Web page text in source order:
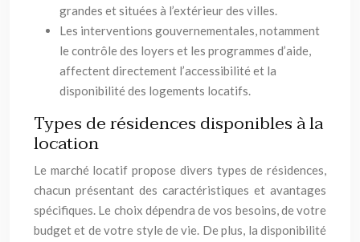
grandes et situées à l’extérieur des villes.
Les interventions gouvernementales, notamment
le contrôle des loyers et les programmes d’aide,
affectent directement l’accessibilité et la
disponibilité des logements locatifs.
Types de résidences disponibles à la
location
Le marché locatif propose divers types de résidences,
chacun présentant des caractéristiques et avantages
spécifiques. Le choix dépendra de vos besoins, de votre
budget et de votre style de vie. De plus, la disponibilité